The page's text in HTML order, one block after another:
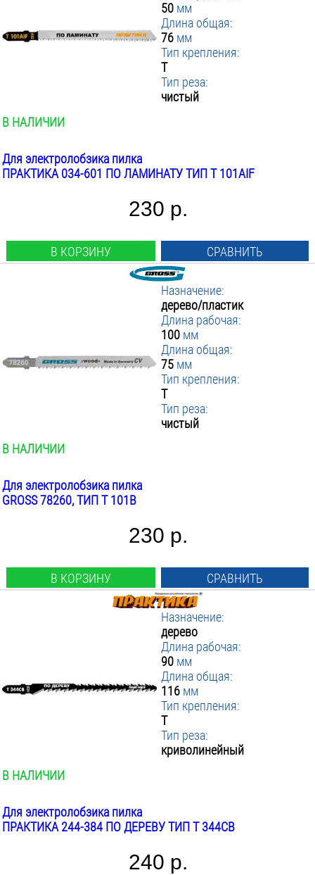
50 мм
Длина общая:
76 мм
Тип крепления:
T
Тип реза:
чистый
В НАЛИЧИИ
Для электролобзика пилка
ПРАКТИКА 034-601 ПО ЛАМИНАТУ ТИП T 101AIF
230 р.
В КОРЗИНУ СРАВНИТЬ
Назначение:
дерево/пластик
Длина рабочая:
100 мм
Длина общая:
75 мм
Тип крепления:
T
Тип реза:
чистый
В НАЛИЧИИ
Для электролобзика пилка
GROSS 78260, ТИП T 101B
230 р.
В КОРЗИНУ СРАВНИТЬ
Назначение:
дерево
Длина рабочая:
90 мм
Длина общая:
116 мм
Тип крепления:
T
Тип реза:
криволинейный
В НАЛИЧИИ
Для электролобзика пилка
ПРАКТИКА 244-384 ПО ДЕРЕВУ ТИП T 344CB
240 р.